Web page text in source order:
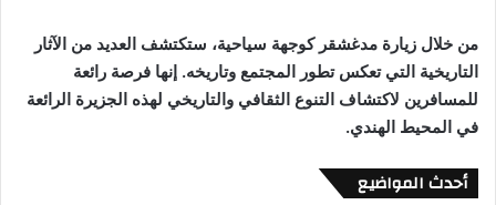
من خلال زيارة مدغشقر كوجهة سياحية، ستكتشف العديد من الآثار
التاريخية التي تعكس تطور المجتمع وتاريخه. إنها فرصة رائعة
للمسافرين لاكتشاف التنوع الثقافي والتاريخي لهذه الجزيرة الرائعة
في المحيط الهندي.
أحدث المواضيع